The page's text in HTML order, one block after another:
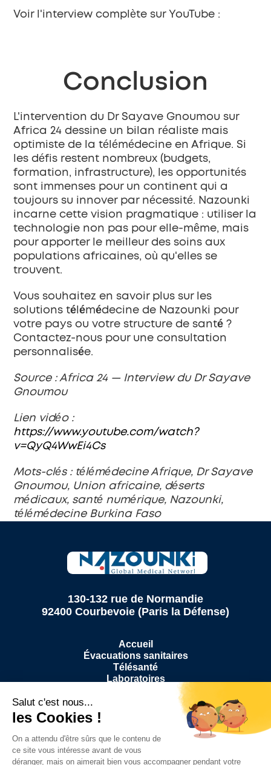
Voir l'interview complète sur YouTube :
Conclusion
L'intervention du Dr Sayave Gnoumou sur
Africa 24 dessine un bilan réaliste mais
optimiste de la télémédecine en Afrique. Si
les défis restent nombreux (budgets,
formation, infrastructure), les opportunités
sont immenses pour un continent qui a
toujours su innover par nécessité. Nazounki
incarne cette vision pragmatique : utiliser la
technologie non pas pour elle-même, mais
pour apporter le meilleur des soins aux
populations africaines, où qu'elles se
trouvent.
Vous souhaitez en savoir plus sur les
solutions télémédecine de Nazounki pour
votre pays ou votre structure de santé ?
Contactez-nous pour une consultation
personnalisée.
Source : Africa 24 — Interview du Dr Sayave
Gnoumou
Lien vidéo :
https://www.youtube.com/watch?
v=QyQ4WwEi4Cs
Mots-clés : télémédecine Afrique, Dr Sayave
Gnoumou, Union africaine, déserts
médicaux, santé numérique, Nazounki,
télémédecine Burkina Faso
130-132 rue de Normandie
92400 Courbevoie (Paris la Défense)
Accueil
Évacuations sanitaires
Télésanté
Laboratoires
Médias